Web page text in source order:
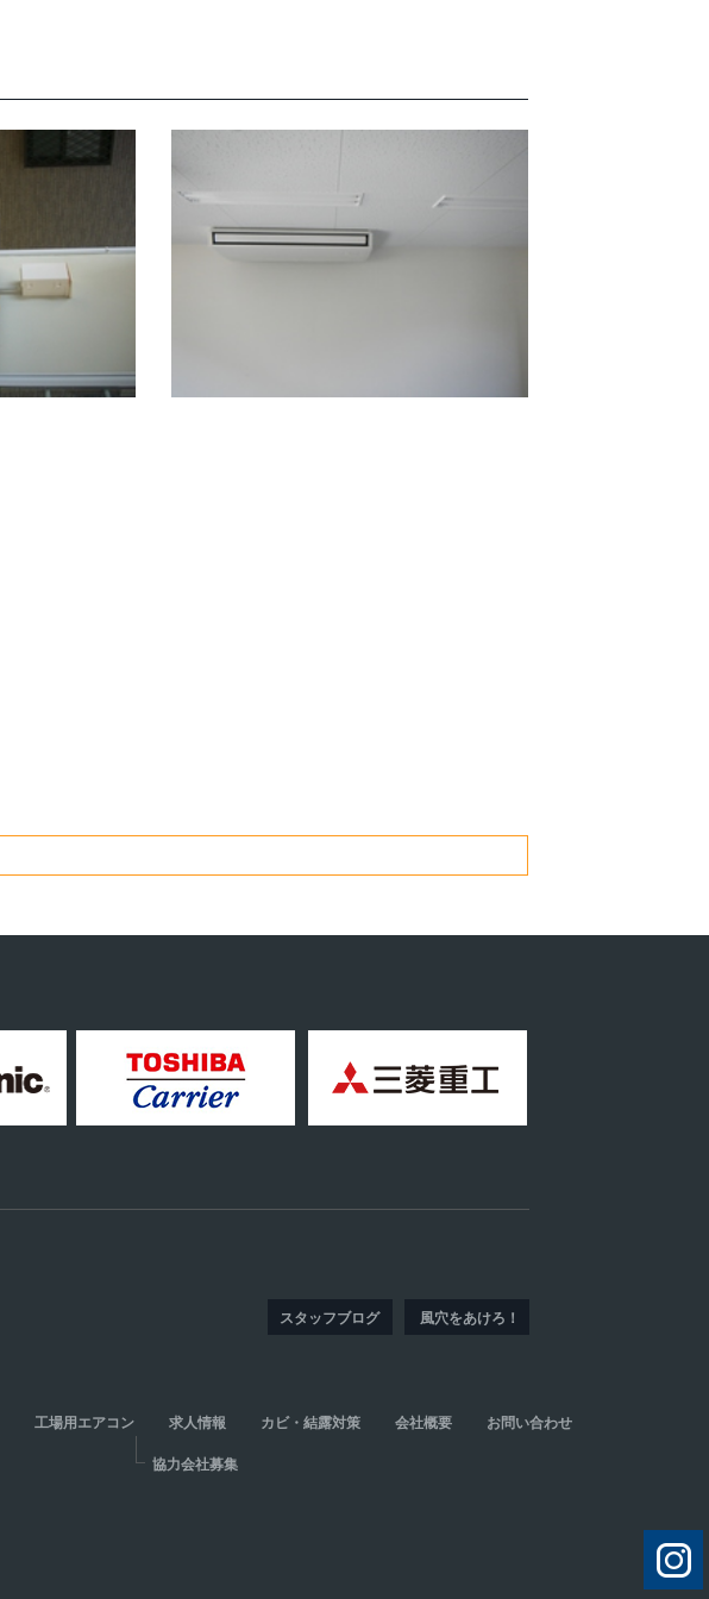
工場用エアコン 求人情報
協力会社募集
カビ・結露対策 会社概要 お問い合わせ
スタッフブログ 風穴をあけろ！